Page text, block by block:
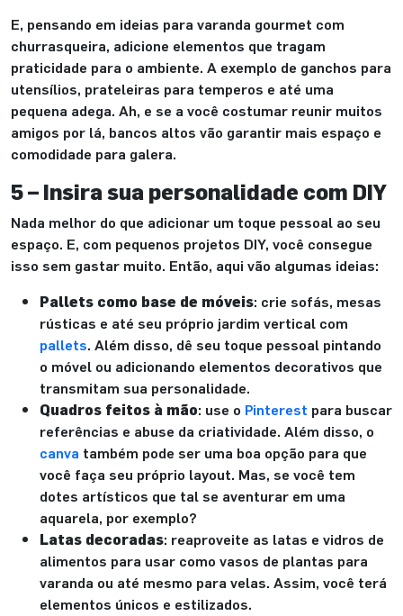
E, pensando em ideias para varanda gourmet com
churrasqueira, adicione elementos que tragam
praticidade para o ambiente. A exemplo de ganchos para
utensílios, prateleiras para temperos e até uma
pequena adega. Ah, e se a você costumar reunir muitos
amigos por lá, bancos altos vão garantir mais espaço e
comodidade para galera.
5 – Insira sua personalidade com DIY
Nada melhor do que adicionar um toque pessoal ao seu
espaço. E, com pequenos projetos DIY, você consegue
isso sem gastar muito. Então, aqui vão algumas ideias:
Pallets como base de móveis: crie sofás, mesas
rústicas e até seu próprio jardim vertical com
pallets. Além disso, dê seu toque pessoal pintando
o móvel ou adicionando elementos decorativos que
transmitam sua personalidade.
Quadros feitos à mão: use o Pinterest para buscar
referências e abuse da criatividade. Além disso, o
canva também pode ser uma boa opção para que
você faça seu próprio layout. Mas, se você tem
dotes artísticos que tal se aventurar em uma
aquarela, por exemplo?
Latas decoradas: reaproveite as latas e vidros de
alimentos para usar como vasos de plantas para
varanda ou até mesmo para velas. Assim, você terá
elementos únicos e estilizados.